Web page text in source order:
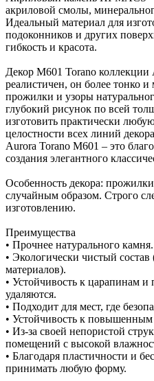
акриловой смолы,
Идеальный материал для
подоконников и других
гибкость и красота.
Декор M601 Torano
реалистичен, он более тонко
прожилки и узоры
глубокий рисунок по всей
изготовить практически
целостности всех линий
Aurora Torano M601 – это
создания элегантного
Особенность декора:
случайным образом. Строго
изготовлению.
Преимущества
• Прочнее натурального камня.
• Экологически чистый
материалов).
• Устойчивость к царапинам и
удаляются.
• Подходит для мест, где
• Устойчивость к
• Из-за своей непористой
помещений с высокой
• Благодаря пластичности и
принимать любую форму.